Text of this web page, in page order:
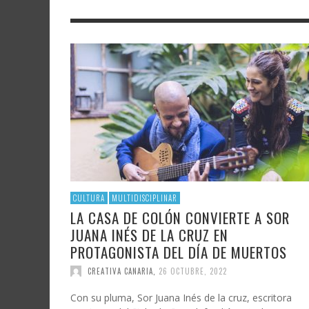
AUDIOVISUAL
POLÍTICA CULTURAL
FOTOGRAFÍA Y ARTES PLÁSTICAS
SAMIR DELGADO
ARTE
LIBRE
POLÍTICA CIENTÍFICA
MATEMÁTICAS, FÍSICA Y QUÍMICA
CIENCIAS SOCIALES
CULTURA MULTIDISCIPLINAR
LA CASA DE COLÓN CONVIERTE A SOR
JUANA INÉS DE LA CRUZ EN
PROTAGONISTA DEL DÍA DE MUERTOS
CREATIVA CANARIA 26 OCTUBRE, 2022
Con su pluma, Sor Juana Inés de la cruz, escritora